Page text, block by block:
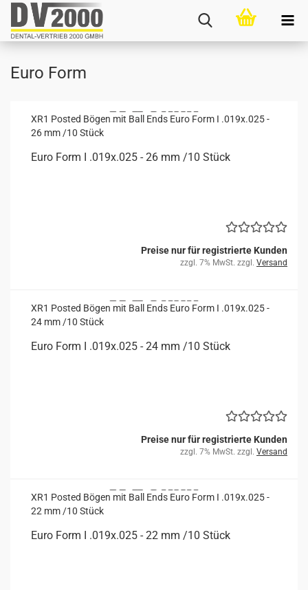
Euro Form
XR1 Posted Bögen mit Ball Ends Euro Form I .019x.025 -
26 mm /10 Stück
Euro Form I .019x.025 - 26 mm /10 Stück
Preise nur für registrierte Kunden
zzgl. 7% MwSt. zzgl. Versand
XR1 Posted Bögen mit Ball Ends Euro Form I .019x.025 -
24 mm /10 Stück
Euro Form I .019x.025 - 24 mm /10 Stück
Preise nur für registrierte Kunden
zzgl. 7% MwSt. zzgl. Versand
XR1 Posted Bögen mit Ball Ends Euro Form I .019x.025 -
22 mm /10 Stück
Euro Form I .019x.025 - 22 mm /10 Stück